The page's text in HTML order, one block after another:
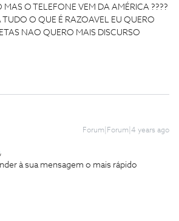
MAS O TELEFONE VEM DA AMÉRICA ????
TUDO O QUE É RAZOAVEL EU QUERO
NAO QUERO MAIS DISCURSO
Forum|Forum|4 years ago
,
à sua mensagem o mais rápido